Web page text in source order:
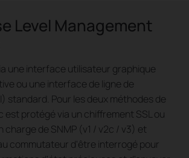
Level Management
une interface utilisateur graphique
ou une interface de ligne de
standard. Pour les deux méthodes de
est protégé via un chiffrement SSL ou
charge de SNMP (v1 / v2c / v3) et
commutateur d'être interrogé pour